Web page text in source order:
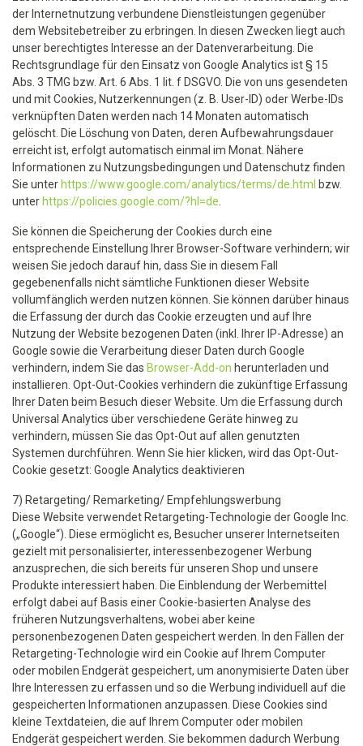
der Internetnutzung verbundene Dienstleistungen gegenüber
dem Websitebetreiber zu erbringen. In diesen Zwecken liegt auch
unser berechtigtes Interesse an der Datenverarbeitung. Die
Rechtsgrundlage für den Einsatz von Google Analytics ist § 15
Abs. 3 TMG bzw. Art. 6 Abs. 1 lit. f DSGVO. Die von uns gesendeten
und mit Cookies, Nutzerkennungen (z. B. User-ID) oder Werbe-IDs
verknüpften Daten werden nach 14 Monaten automatisch
gelöscht. Die Löschung von Daten, deren Aufbewahrungsdauer
erreicht ist, erfolgt automatisch einmal im Monat. Nähere
Informationen zu Nutzungsbedingungen und Datenschutz finden
Sie unter https://www.google.com/analytics/terms/de.html bzw.
unter https://policies.google.com/?hl=de.
Sie können die Speicherung der Cookies durch eine
entsprechende Einstellung Ihrer Browser-Software verhindern; wir
weisen Sie jedoch darauf hin, dass Sie in diesem Fall
gegebenenfalls nicht sämtliche Funktionen dieser Website
vollumfänglich werden nutzen können. Sie können darüber hinaus
die Erfassung der durch das Cookie erzeugten und auf Ihre
Nutzung der Website bezogenen Daten (inkl. Ihrer IP-Adresse) an
Google sowie die Verarbeitung dieser Daten durch Google
verhindern, indem Sie das Browser-Add-on herunterladen und
installieren. Opt-Out-Cookies verhindern die zukünftige Erfassung
Ihrer Daten beim Besuch dieser Website. Um die Erfassung durch
Universal Analytics über verschiedene Geräte hinweg zu
verhindern, müssen Sie das Opt-Out auf allen genutzten
Systemen durchführen. Wenn Sie hier klicken, wird das Opt-Out-
Cookie gesetzt: Google Analytics deaktivieren
7) Retargeting/ Remarketing/ Empfehlungswerbung
Diese Website verwendet Retargeting-Technologie der Google Inc.
(„Google“). Diese ermöglicht es, Besucher unserer Internetseiten
gezielt mit personalisierter, interessenbezogener Werbung
anzusprechen, die sich bereits für unseren Shop und unsere
Produkte interessiert haben. Die Einblendung der Werbemittel
erfolgt dabei auf Basis einer Cookie-basierten Analyse des
früheren Nutzungsverhaltens, wobei aber keine
personenbezogenen Daten gespeichert werden. In den Fällen der
Retargeting-Technologie wird ein Cookie auf Ihrem Computer
oder mobilen Endgerät gespeichert, um anonymisierte Daten über
Ihre Interessen zu erfassen und so die Werbung individuell auf die
gespeicherten Informationen anzupassen. Diese Cookies sind
kleine Textdateien, die auf Ihrem Computer oder mobilen
Endgerät gespeichert werden. Sie bekommen dadurch Werbung